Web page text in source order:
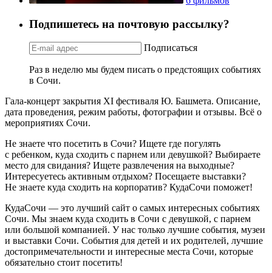
Подпишетесь на почтовую рассылку?
Подписаться
Раз в неделю мы будем писать о предстоящих событиях
в Сочи.
Гала-концерт закрытия ХI фестиваля Ю. Башмета. Описание,
дата проведения, режим работы, фотографии и отзывы. Всё о
мероприятиях Сочи.
Не знаете что посетить в Сочи? Ищете где погулять
с ребенком, куда сходить с парнем или девушкой? Выбираете
место для свидания? Ищете развлечения на выходные?
Интересуетесь активным отдыхом? Посещаете выставки?
Не знаете куда сходить на корпоратив? КудаСочи поможет!
КудаСочи — это лучший сайт о самых интересных событиях
Сочи. Мы знаем куда сходить в Сочи с девушкой, с парнем
или большой компанией. У нас только лучшие события, музеи
и выставки Сочи. События для детей и их родителей, лучшие
достопримечательности и интересные места Сочи, которые
обязательно стоит посетить!